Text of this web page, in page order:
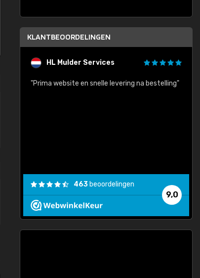
KLANTBEOORDELINGEN
HL Mulder Services
"Prima website en snelle levering na bestelling"
9,0
463 beoordelingen